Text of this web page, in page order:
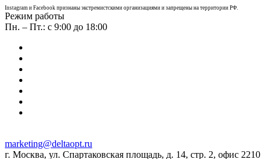
Instagram и Facebook признаны экстремистскими организациями и запрещены на территории РФ.
Режим работы
Пн. – Пт.: с 9:00 до 18:00
marketing@deltaopt.ru
г. Москва, ул. Спартаковская площадь, д. 14, стр. 2, офис 2210